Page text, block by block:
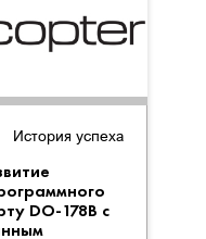
История успеха
DO-178B с